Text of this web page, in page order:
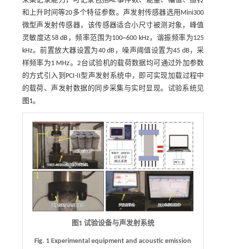
和上升时间等20多个特征参数。声发射传感器选用Mini300
微型声发射传感器，该传感器适合小尺寸被测对象，峰值
灵敏度达58 dB，频率范围为100~600 kHz，谐振频率为125
kHz。前置放大器设置为40 dB，噪声阈值设置为45 dB，采
样频率为1 MHz。2台试验机的载荷数据均可通过外加参数
的方式引入到PCI-II型声发射系统中，即可实现加载过程中
的载荷、声发射数据的同步采集与实时显现。试验系统见
图1。
图1 试验设备与声发射系统
Fig. 1 Experimental equipment and acoustic emission